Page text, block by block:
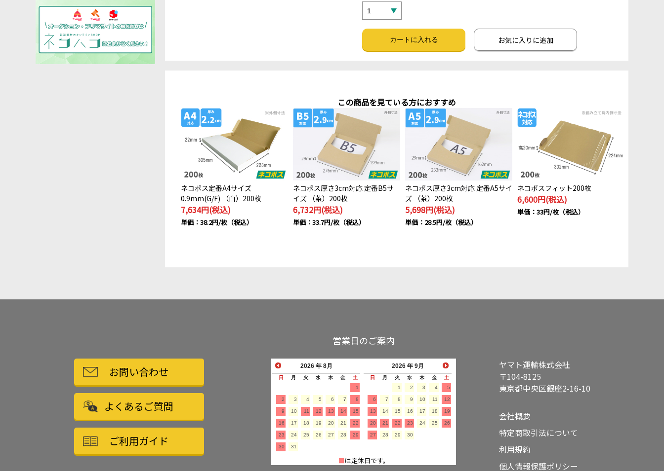
お気に入りに追加
この商品を見ている方におすすめ
ネコポス定番A4サイズ
0.9mm(G/F) （白）200枚
7,634円(税込)
単価：38.2円/枚（税込）
ネコポス厚さ3cm対応 定番B5サ
イズ （茶）200枚
6,732円(税込)
単価：33.7円/枚（税込）
ネコポス厚さ3cm対応 定番A5サイ
ズ （茶）200枚
5,698円(税込)
単価：28.5円/枚（税込）
ネコポスフィット200枚
6,600円(税込)
単価：33円/枚（税込）
お問い合わせ
よくあるご質問
ご利用ガイド
営業日のご案内
2026 年 8月
日 月 火 水 木 金
土
1
2 3 4 5 6 7 8
9 10 11 12 13 14 15
16 17 18 19 20 21 22
23 24 25 26 27 28 29
30 31
2026 年 9月
日 月 火 水 木 金
土
1
2 3 4 5
6 7 8 9 10 11 12
13 14 15 16 17 18 19
20 21 22 23 24 25 26
27 28 29 30
■は定休日です。
ヤマト運輸株式会社
〒104-8125
東京都中央区銀座2-16-10
会社概要
特定商取引法について
利用規約
個人情報保護ポリシー